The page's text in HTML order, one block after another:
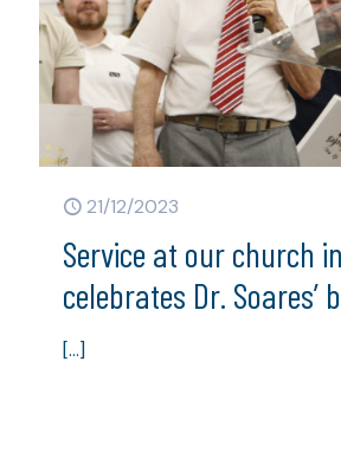
21/12/2023
Service at our church
celebrates Dr. Soares’
[…]